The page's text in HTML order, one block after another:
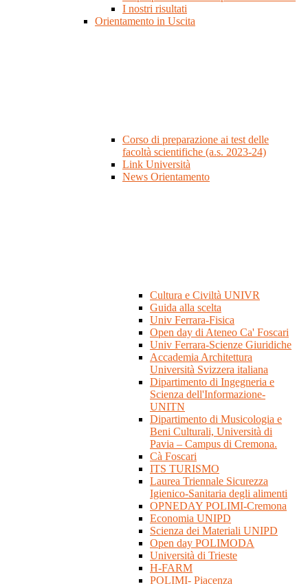
I nostri risultati
Orientamento in Uscita
Corso di preparazione ai test delle
facoltà scientifiche (a.s. 2023-24)
Link Università
News Orientamento
Cultura e Civiltà UNIVR
Guida alla scelta
Univ Ferrara-Fisica
Open day di Ateneo Ca' Foscari
Univ Ferrara-Scienze Giuridiche
Accademia Architettura
Università Svizzera italiana
Dipartimento di Ingegneria e
Scienza dell'Informazione-
UNITN
Dipartimento di Musicologia e
Beni Culturali, Università di
Pavia – Campus di Cremona.
Cà Foscari
ITS TURISMO
Laurea Triennale Sicurezza
Igienico-Sanitaria degli alimenti
OPNEDAY POLIMI-Cremona
Economia UNIPD
Scienza dei Materiali UNIPD
Open day POLIMODA
Università di Trieste
H-FARM
POLIMI- Piacenza